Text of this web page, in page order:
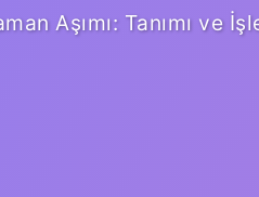
Aşımı: Tanımı ve